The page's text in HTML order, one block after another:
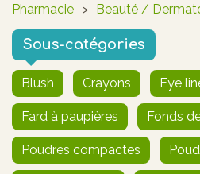
Pharmacie > Beauté /
Sous-catégories
Blush Crayons Eye
Fard à paupières Fonds
Poudres compactes